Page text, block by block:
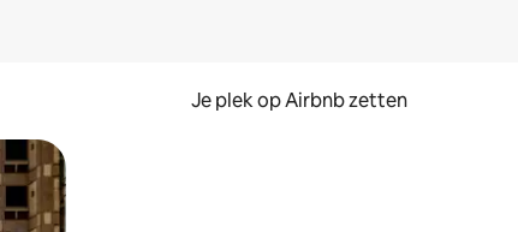
Je plek op Airbnb zetten